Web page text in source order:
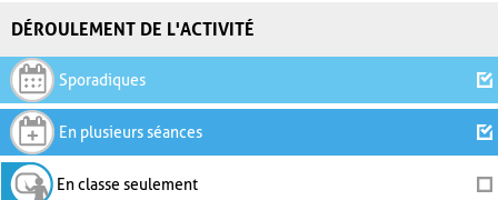
DÉROULEMENT DE L'ACTIVITÉ
Sporadiques
En plusieurs séances
En classe seulement